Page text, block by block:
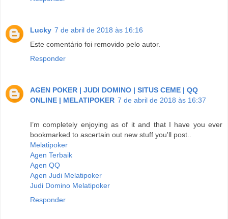
Lucky 7 de abril de 2018 às 16:16
Este comentário foi removido pelo autor.
Responder
AGEN POKER | JUDI DOMINO | SITUS CEME | QQ
ONLINE | MELATIPOKER 7 de abril de 2018 às 16:37
I’m completely enjoying as of it and that I have you ever
bookmarked to ascertain out new stuff you'll post..
Melatipoker
Agen Terbaik
Agen QQ
Agen Judi Melatipoker
Judi Domino Melatipoker
Responder